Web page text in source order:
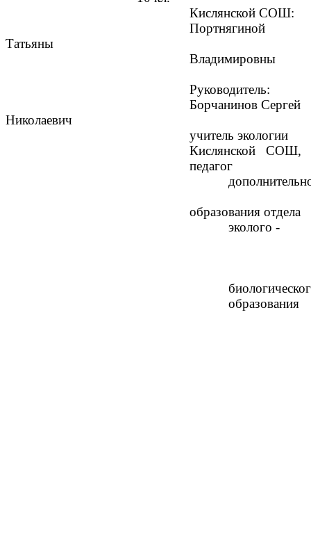
Кислянской СОШ:
Портнягиной
Татьяны
Владимировны
Руководитель:
Борчанинов Сергей
Николаевич
учитель экологии
Кислянской СОШ,
педагог
образования отдела
эколого -
образования